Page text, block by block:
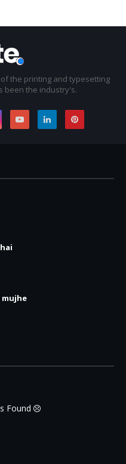
the printing and typesetting
been the industry's.
mujhe
Found